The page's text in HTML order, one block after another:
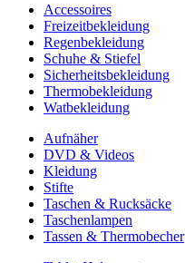
Accessoires
Freizeitbekleidung
Regenbekleidung
Schuhe & Stiefel
Sicherheitsbekleidung
Thermobekleidung
Watbekleidung
Aufnäher
DVD & Videos
Kleidung
Stifte
Taschen & Rucksäcke
Taschenlampen
Tassen & Thermobecher